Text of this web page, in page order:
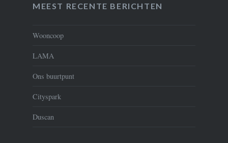
MEEST RECENTE BERICHTEN
Wooncoop
LAMA
Ons buurtpunt
Cityspark
Duscan